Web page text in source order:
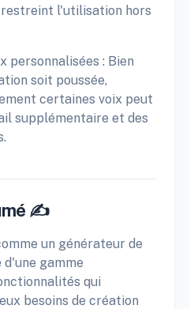
restreint l'utilisation hors
personnalisées : Bien
soit poussée,
certaines voix peut
supplémentaire et des
✍️
un générateur de
d'une gamme
qui
besoins de création